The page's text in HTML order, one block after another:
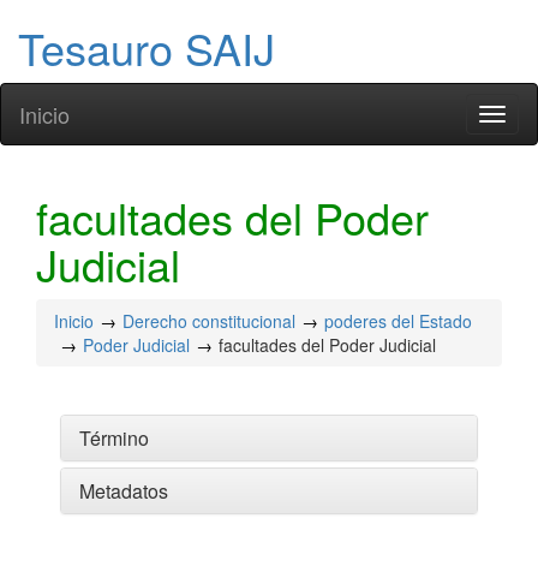
Tesauro SAIJ
Inicio
facultades del Poder
Judicial
Inicio Derecho constitucional
poderes del Estado
Poder Judicial
facultades del Poder Judicial
Término
Metadatos